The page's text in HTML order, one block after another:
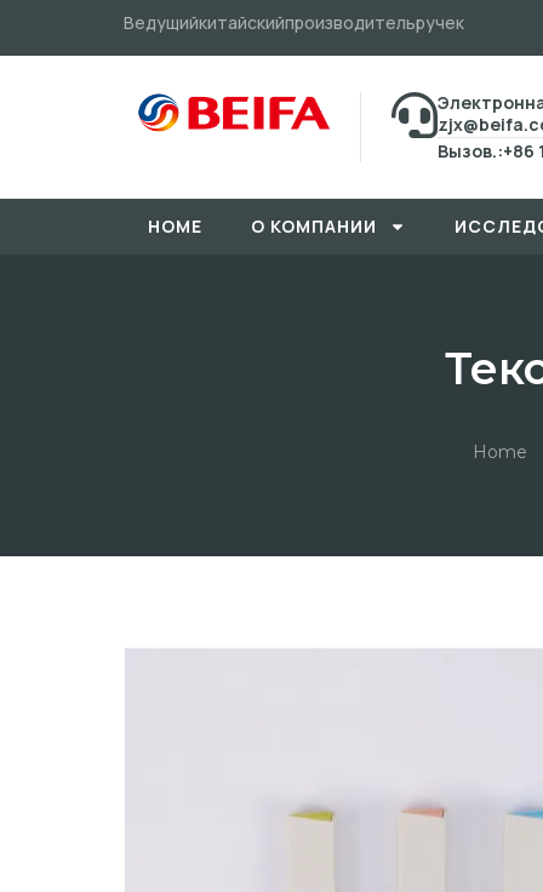
Ведущийкитайскийпроизводительручек
Вызов.:+86
HOME О КОМПАНИИ
Home